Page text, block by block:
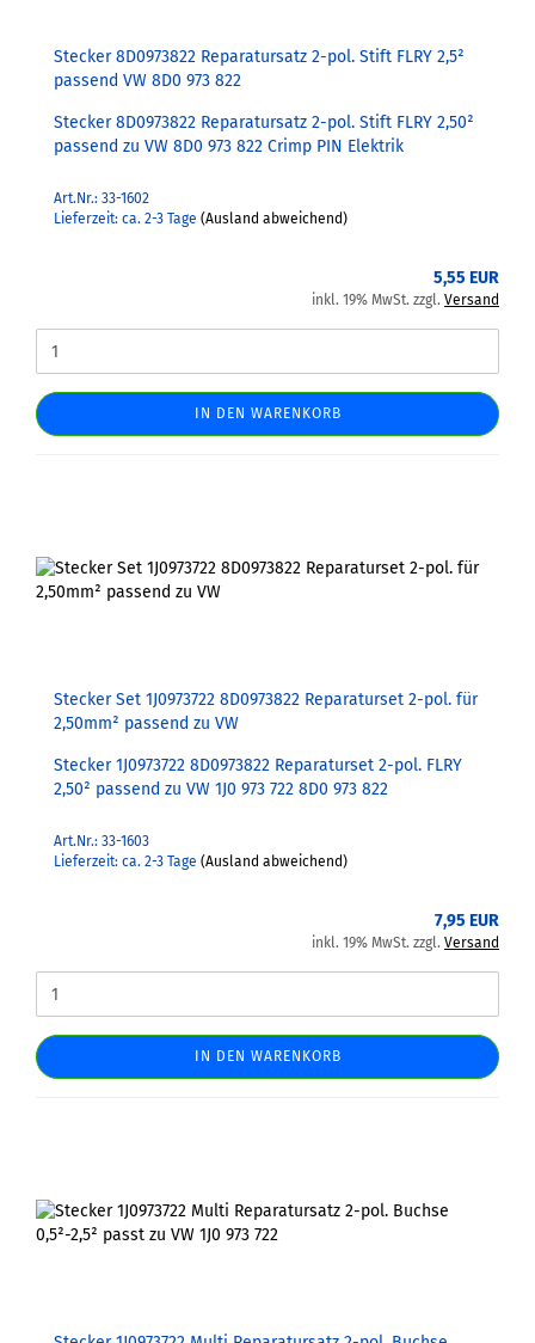
Stecker 8D0973822 Reparatursatz 2-pol. Stift FLRY 2,5²
passend VW 8D0 973 822
Stecker 8D0973822 Reparatursatz 2-pol. Stift FLRY 2,50²
passend zu VW 8D0 973 822 Crimp PIN Elektrik
Art.Nr.: 33-1602
Lieferzeit: ca. 2-3 Tage (Ausland abweichend)
5,55 EUR
inkl. 19% MwSt. zzgl. Versand
IN DEN WARENKORB
Stecker Set 1J0973722 8D0973822 Reparaturset 2-pol. für
2,50mm² passend zu VW
Stecker 1J0973722 8D0973822 Reparaturset 2-pol. FLRY
2,50² passend zu VW 1J0 973 722 8D0 973 822
Art.Nr.: 33-1603
Lieferzeit: ca. 2-3 Tage (Ausland abweichend)
7,95 EUR
inkl. 19% MwSt. zzgl. Versand
IN DEN WARENKORB